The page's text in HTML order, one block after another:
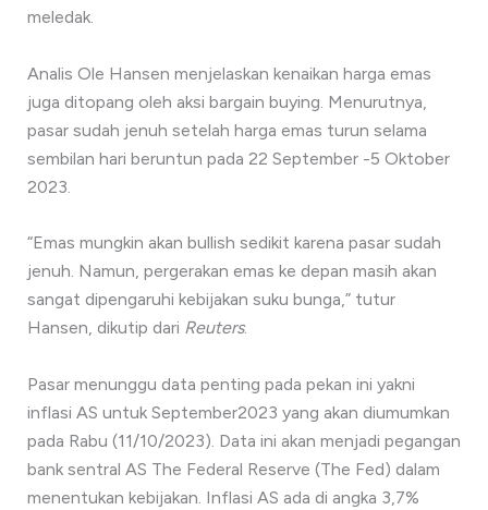
meledak.
Analis Ole Hansen menjelaskan kenaikan harga emas
juga ditopang oleh aksi bargain buying. Menurutnya,
pasar sudah jenuh setelah harga emas turun selama
sembilan hari beruntun pada 22 September -5 Oktober
2023.
“Emas mungkin akan bullish sedikit karena pasar sudah
jenuh. Namun, pergerakan emas ke depan masih akan
sangat dipengaruhi kebijakan suku bunga,” tutur
Hansen, dikutip dari Reuters.
Pasar menunggu data penting pada pekan ini yakni
inflasi AS untuk September2023 yang akan diumumkan
pada Rabu (11/10/2023). Data ini akan menjadi pegangan
bank sentral AS The Federal Reserve (The Fed) dalam
menentukan kebijakan. Inflasi AS ada di angka 3,7%